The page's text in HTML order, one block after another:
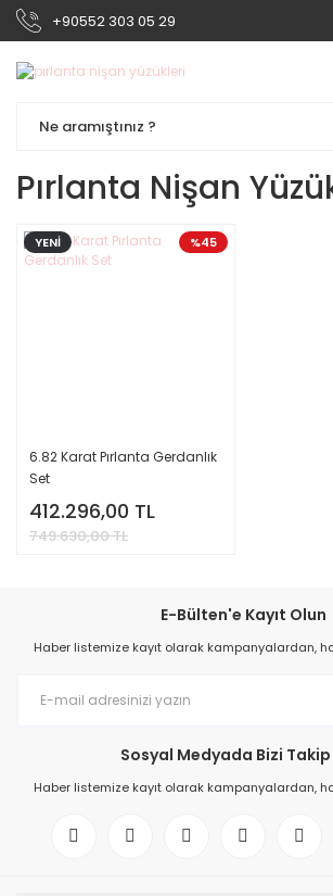
+90552 303 05 29
Pırlanta Nişan
%45
YENİ
6.82 Karat Pırlanta Gerdanlık
Set
412.296,00 TL
749.630,00 TL
E-Bülten'e Kayıt Olun
Haber listemize kayıt olarak kampanyalardan,
Sosyal Medyada Bizi Takip
Haber listemize kayıt olarak kampanyalardan,